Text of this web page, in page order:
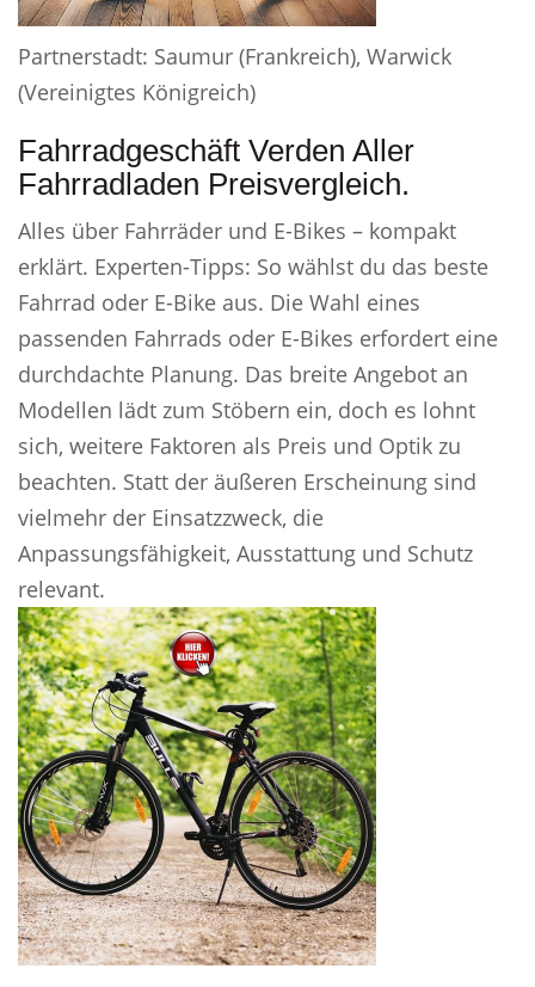
Partnerstadt: Saumur (Frankreich), Warwick
(Vereinigtes Königreich)
Fahrradgeschäft Verden Aller
Fahrradladen Preisvergleich.
Alles über Fahrräder und E-Bikes – kompakt
erklärt. Experten-Tipps: So wählst du das beste
Fahrrad oder E-Bike aus. Die Wahl eines
passenden Fahrrads oder E-Bikes erfordert eine
durchdachte Planung. Das breite Angebot an
Modellen lädt zum Stöbern ein, doch es lohnt
sich, weitere Faktoren als Preis und Optik zu
beachten. Statt der äußeren Erscheinung sind
vielmehr der Einsatzzweck, die
Anpassungsfähigkeit, Ausstattung und Schutz
relevant.